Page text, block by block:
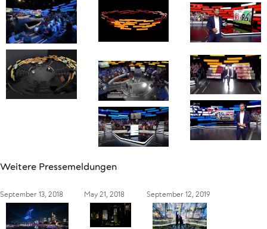
Weitere Pressemeldungen
September 13, 2018 May 21, 2018 September 12, 2019